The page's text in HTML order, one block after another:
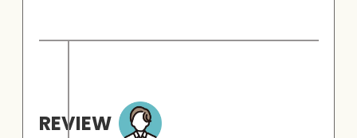
REVIEW